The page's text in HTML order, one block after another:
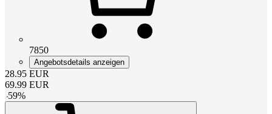
7850
Angebotsdetails anzeigen
28.95 EUR
69.99 EUR
-59%